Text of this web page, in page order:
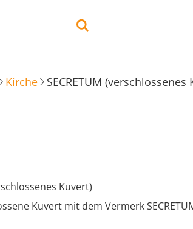
Kirche SECRETUM (verschlossenes
Kuvert)
Kuvert mit dem Vermerk